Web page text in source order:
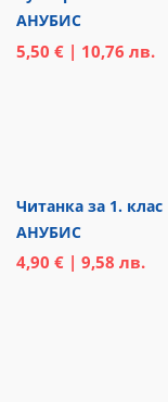
АНУБИС
5,50 € | 10,76 лв.
Читанка за 1. клас
АНУБИС
4,90 € | 9,58 лв.